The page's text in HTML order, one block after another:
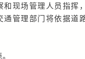
现场管理人员指挥
管理部门将依据道